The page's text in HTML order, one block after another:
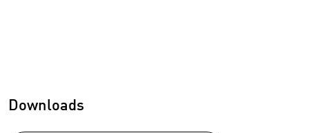
Downloads